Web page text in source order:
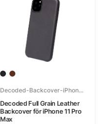
Decoded-Backcover-iPhone-11-Pro-Max
Decoded Full Grain Leather
Backcover för iPhone 11 Pro
Max